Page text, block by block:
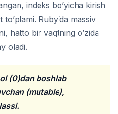
indeks bo’yicha kirish
to’plami. Ruby’da massiv
hatto bir vaqtning o’zida
oladi.
(0)dan boshlab
(mutable),